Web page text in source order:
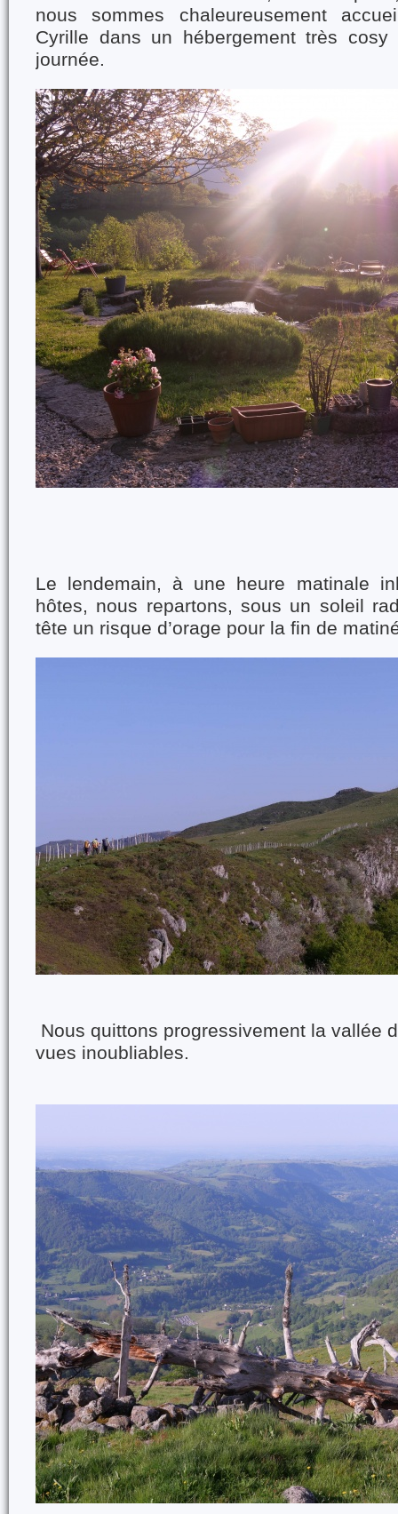
nous sommes chaleureusement
Cyrille dans un hébergement très cosy
journée.
Le lendemain, à une heure matinale
hôtes, nous repartons, sous un soleil
tête un risque d’orage pour la fin de
Nous quittons progressivement la vallée
vues inoubliables.